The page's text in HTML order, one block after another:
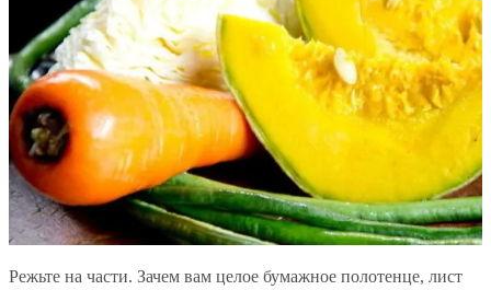
Режьте на части. Зачем вам целое бумажное полотенце, лист